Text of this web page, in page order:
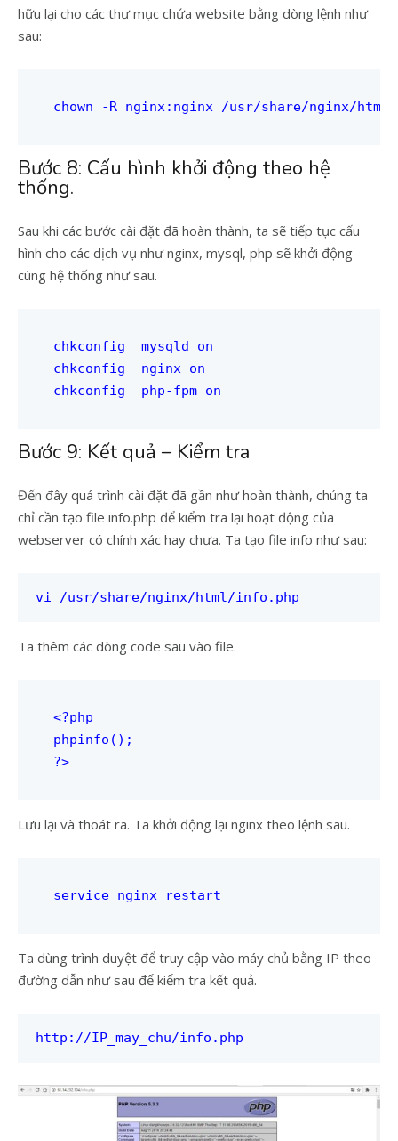
hữu lại cho các thư mục chứa website bằng dòng lệnh như
sau:
chown -R nginx:nginx /usr/share/nginx/html/
Bước 8: Cấu hình khởi động theo hệ
thống.
Sau khi các bước cài đặt đã hoàn thành, ta sẽ tiếp tục cấu
hình cho các dịch vụ như nginx, mysql, php sẽ khởi động
cùng hệ thống như sau.
chkconfig  mysqld on
chkconfig  nginx on
chkconfig  php-fpm on
Bước 9: Kết quả – Kiểm tra
Đến đây quá trình cài đặt đã gần như hoàn thành, chúng ta
chỉ cần tạo file info.php để kiểm tra lại hoạt động của
webserver có chính xác hay chưa. Ta tạo file info như sau:
vi /usr/share/nginx/html/info.php
Ta thêm các dòng code sau vào file.
<?php
phpinfo();
?>
Lưu lại và thoát ra. Ta khởi động lại nginx theo lệnh sau.
service nginx restart
Ta dùng trình duyệt để truy cập vào máy chủ bằng IP theo
đường dẫn như sau để kiểm tra kết quả.
http://IP_may_chu/info.php